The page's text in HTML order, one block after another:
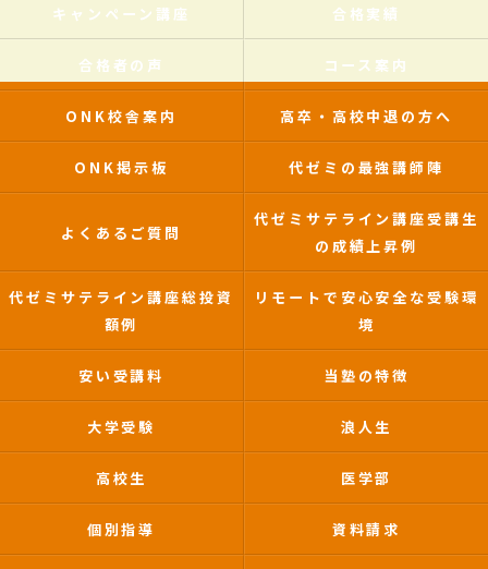
キャンペーン講座 合格実績
合格者の声 コース案内
ONK校舎案内 高卒・高校中退の方へ
ONK掲示板 代ゼミの最強講師陣
よくあるご質問
代ゼミサテライン講座受講生
の成績上昇例
代ゼミサテライン講座総投資
額例
リモートで安心安全な受験環
境
安い受講料 当塾の特徴
大学受験 浪人生
高校生 医学部
個別指導 資料請求